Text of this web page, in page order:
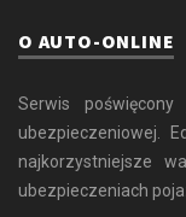
O AUTO-ONLINE
Serwis
ubezpieczeniowej.
najkorzystniejsze
ubezpieczeniach